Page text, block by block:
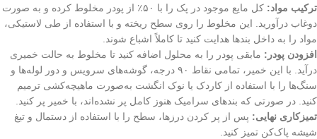
ترکیب مواد:
کل مایع موجود در پک را با ۵۰٪ از پودر مخلوط کرده و به صورت
دوغاب درآورید. این مخلوط را روی سطح ریخته و با استفاده از طی لاستیکی،
مواد را به داخل بندها هدایت کنید تا کاملاً اشباع شوند.
افزودن پودر: مابقی پودر را به محلول اضافه کنید تا مخلوط به حالت خمیری
درآید. با این خمیر، تمامی نقاط ۹۰ درجه، گوشه‌های سرویس و دور لوله‌ها و
سنگ‌ها را با استفاده از کاردک یا نوک انگشت به‌صورت ماهیچه‌کشی ترمیم
کنید. در صورتی که بندهای سرامیک هنوز کامل پر نشده‌اند، با خمیر پر کنید.
تمیزکاری نهایی: پس از پر کردن درزها، سطح را با استفاده از دستمال و تیغ
شیشه پاک‌کن تمیز کنید.